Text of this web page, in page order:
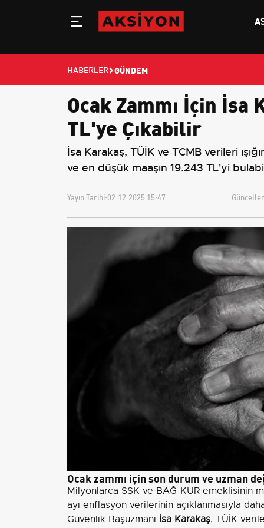
HABERLER GÜNDEM
Ocak Zammı İçin İsa
TL'ye Çıkabilir
İsa Karakaş, TÜİK ve TCMB verileri
ve en düşük maaşın 19.243 TL'yi
Yayın Tarihi:02.12.2025 15:47
Ocak zammı için son durum ve uzman
Milyonlarca SSK ve BAĞ-KUR emeklisinin
ayı enflasyon verilerinin açıklanmasıyla
Güvenlik Başuzmanı İsa Karakaş, TÜİK